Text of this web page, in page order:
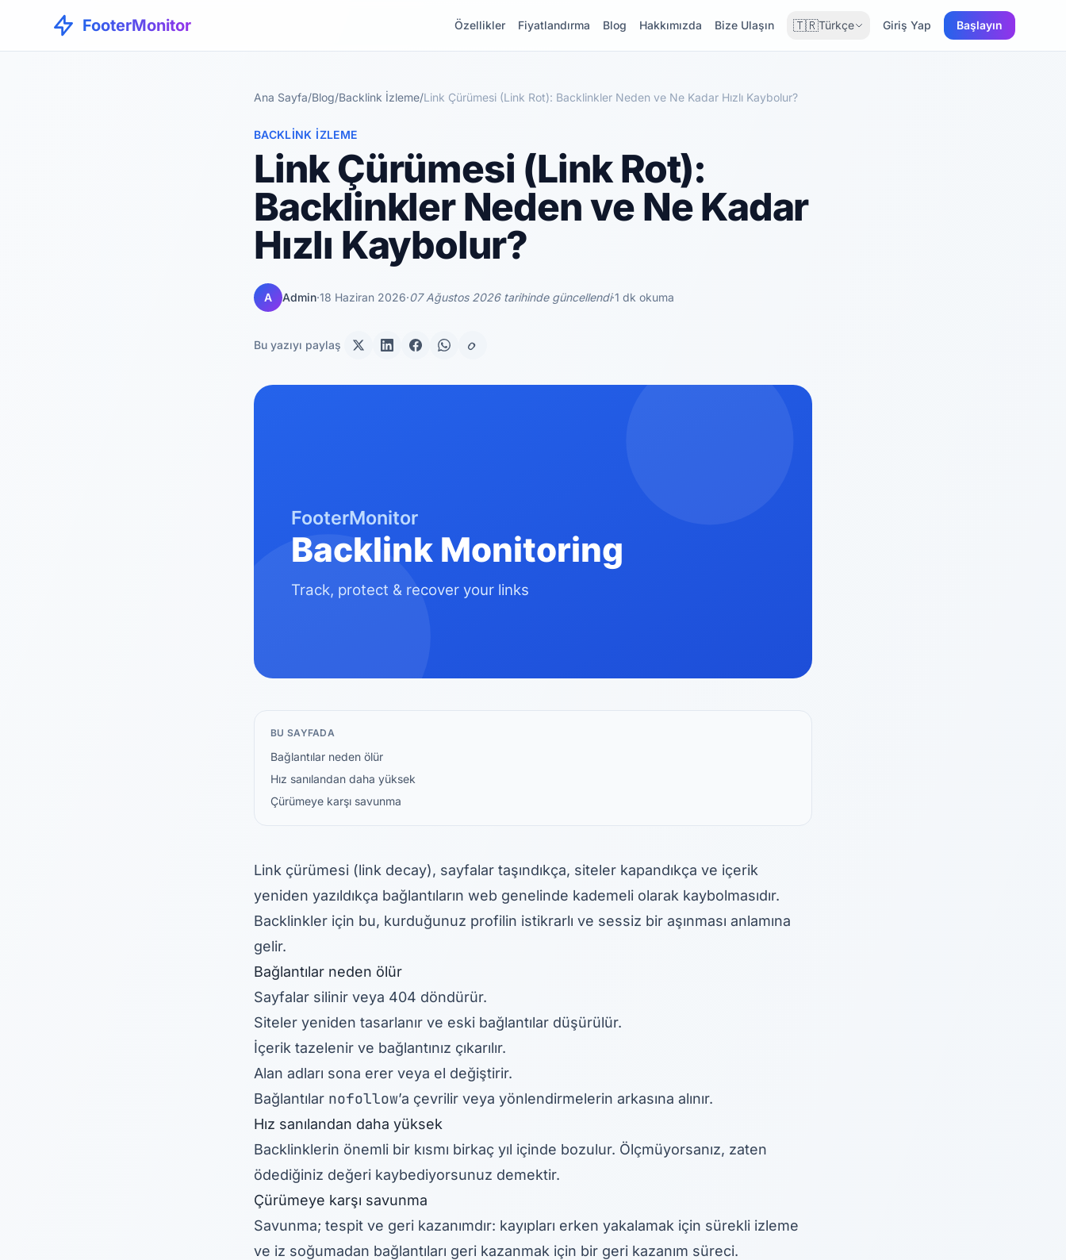
FooterMonitor Özellikler Fiyatlandırma Blog Hakkımızda Bize Ulaşın 🇹🇷Türkçe Giriş Yap Başlayın
Ana Sayfa/Blog/Backlink İzleme/Link Çürümesi (Link Rot): Backlinkler Neden ve Ne Kadar Hızlı Kaybolur?
BACKLINK İZLEME
Link Çürümesi (Link Rot):
Backlinkler Neden ve Ne Kadar
Hızlı Kaybolur?
A Admin·18 Haziran 2026·07 Ağustos 2026 tarihinde güncellendi·1 dk okuma
Bu yazıyı paylaş
BU SAYFADA
Bağlantılar neden ölür
Hız sanılandan daha yüksek
Çürümeye karşı savunma
Link çürümesi (link decay), sayfalar taşındıkça, siteler kapandıkça ve içerik
yeniden yazıldıkça bağlantıların web genelinde kademeli olarak kaybolmasıdır.
Backlinkler için bu, kurduğunuz profilin istikrarlı ve sessiz bir aşınması anlamına
gelir.
Bağlantılar neden ölür
Sayfalar silinir veya 404 döndürür.
Siteler yeniden tasarlanır ve eski bağlantılar düşürülür.
İçerik tazelenir ve bağlantınız çıkarılır.
Alan adları sona erer veya el değiştirir.
Bağlantılar nofollow’a çevrilir veya yönlendirmelerin arkasına alınır.
Hız sanılandan daha yüksek
Backlinklerin önemli bir kısmı birkaç yıl içinde bozulur. Ölçmüyorsanız, zaten
ödediğiniz değeri kaybediyorsunuz demektir.
Çürümeye karşı savunma
Savunma; tespit ve geri kazanımdır: kayıpları erken yakalamak için sürekli izleme
ve iz soğumadan bağlantıları geri kazanmak için bir geri kazanım süreci.